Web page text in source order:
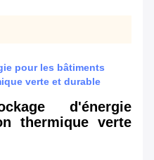
pour les bâtiments
verte et durable
d'énergie
thermique verte